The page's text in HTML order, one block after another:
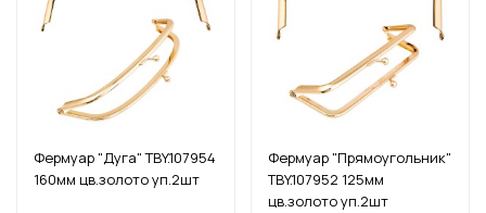
Фермуар "Дуга" TBY.107954
160мм цв.золото уп.2шт
Фермуар "Прямоугольник"
TBY.107952 125мм
цв.золото уп.2шт